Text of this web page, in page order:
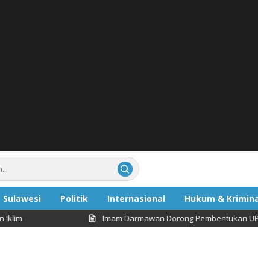
Sulawesi Politik Internasional Hukum &
Imam Darmawan Dorong Pembentukan UPT